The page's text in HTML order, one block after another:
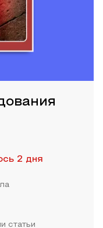
2 дня
статьи